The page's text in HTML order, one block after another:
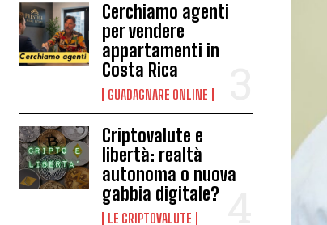
Cerchiamo agenti
per vendere
appartamenti in
Costa Rica
GUADAGNARE ONLINE
Criptovalute e
libertà: realtà
autonoma o nuova
gabbia digitale?
LE CRIPTOVALUTE